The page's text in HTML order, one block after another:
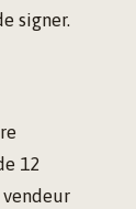
signer.
12
vendeur